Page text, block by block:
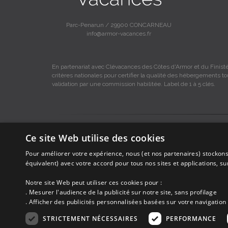
Parc-Penarun / 29900 CONCARNEAU
info@armor-vacances.fr
En partenariat avec Clévacances des Côtes d'Armor et du
critères nationales pour certifier la qualité des hébergements
validation par une commission habilitée. Label de 1 à 5 clés.
Armor-vacances.
Armor-vacances n'est pas un organisme et ne touche aucune
Avant de prendre possession du logement vous devez obtenir
ne correspond pas à ce qui y est mentionné ou pour d'autres
Ce site Web utilise des cookies
Pour améliorer votre expérience, nous (et nos partenaires)
équivalent) avec votre accord pour tous nos sites et applications,
Notre site Web peut utiliser ces cookies pour :
. Mesurer l'audience de la publicité sur notre site, sans profilage
. Afficher des publicités personnalisées basées sur votre
STRICTEMENT NÉCESSAIRES
PERFORMANCE